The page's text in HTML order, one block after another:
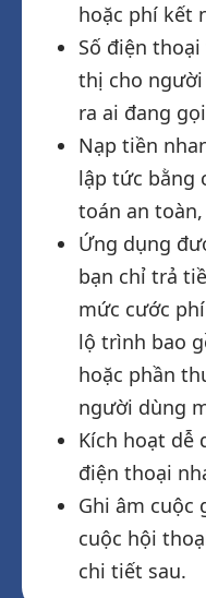
hoặc phí kết
Số điện
thị cho người
ra ai đang
Nạp tiền
lập tức bằng
toán an
Ứng dụng
bạn chỉ trả
mức cước
lộ trình bao
hoặc phần
người dùng
Kích hoạt dễ
điện thoại
Ghi âm cuộc
cuộc hội
chi tiết sau.